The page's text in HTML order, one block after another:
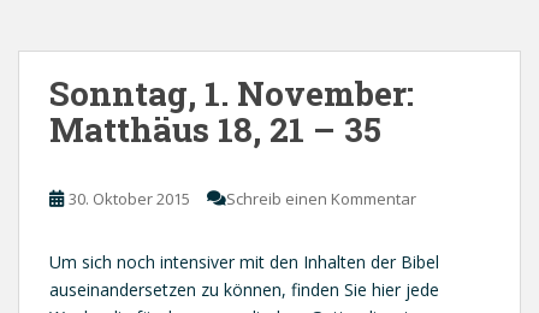
Sonntag, 1. November:
Matthäus 18, 21 – 35
30. Oktober 2015 Schreib einen Kommentar
Um sich noch intensiver mit den Inhalten der Bibel
auseinandersetzen zu können, finden Sie hier jede